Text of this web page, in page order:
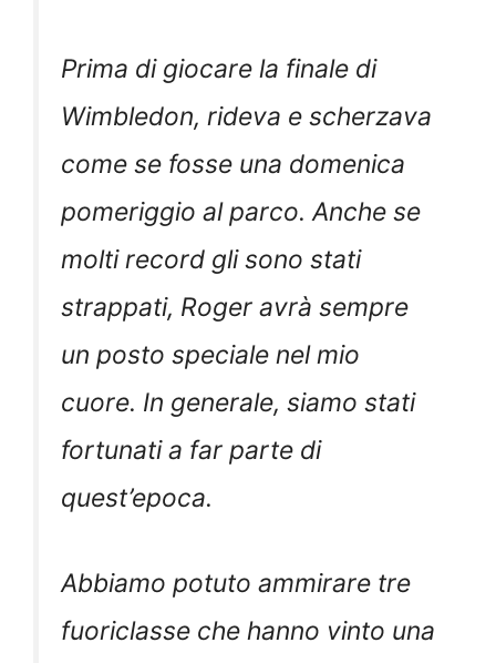
Prima di giocare la finale di
Wimbledon, rideva e scherzava
come se fosse una domenica
pomeriggio al parco. Anche se
molti record gli sono stati
strappati, Roger avrà sempre
un posto speciale nel mio
cuore. In generale, siamo stati
fortunati a far parte di
quest’epoca.
Abbiamo potuto ammirare tre
fuoriclasse che hanno vinto una